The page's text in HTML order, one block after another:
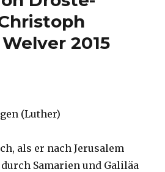
2015
(Luther)
als er nach Jerusalem
Samarien und Galiläa